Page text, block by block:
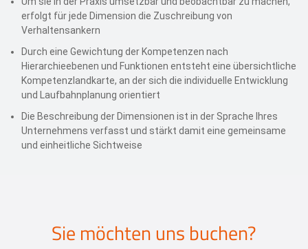
erfolgt für jede Dimension die Zuschreibung von
Verhaltensankern
Durch eine Gewichtung der Kompetenzen nach
Hierarchieebenen und Funktionen entsteht eine übersichtliche
Kompetenzlandkarte, an der sich die individuelle Entwicklung
und Laufbahnplanung orientiert
Die Beschreibung der Dimensionen ist in der Sprache Ihres
Unternehmens verfasst und stärkt damit eine gemeinsame
und einheitliche Sichtweise
Sie möchten uns buchen?